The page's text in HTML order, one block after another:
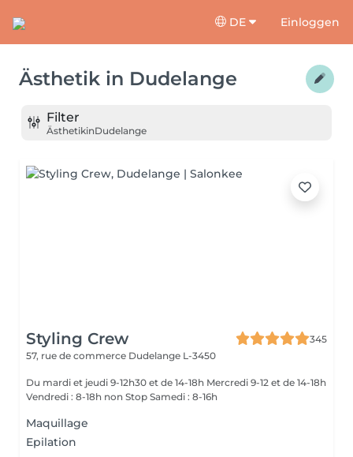
DE Einloggen
Ästhetik in Dudelange
Filter
ÄsthetikinDudelange
Styling Crew
345
57, rue de commerce Dudelange L-3450
Du mardi et jeudi 9-12h30 et de 14-18h Mercredi 9-12 et de 14-18h
Vendredi : 8-18h non Stop Samedi : 8-16h
Maquillage
Epilation